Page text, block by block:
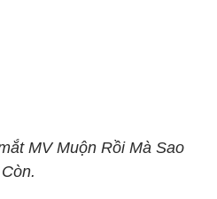
MV Muộn Rồi Mà Sao
Còn.